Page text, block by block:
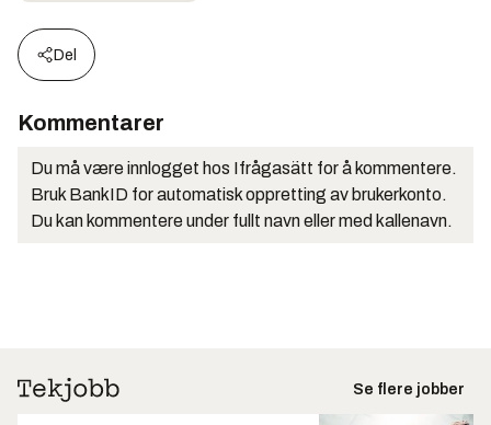
Del
Kommentarer
Du må være innlogget hos Ifrågasätt for å kommentere.
Bruk BankID for automatisk oppretting av brukerkonto.
Du kan kommentere under fullt navn eller med kallenavn.
Se flere jobber